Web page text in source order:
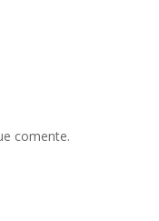
comente.